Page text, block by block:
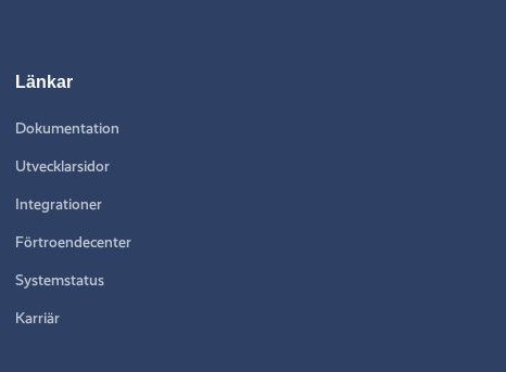
Länkar
Dokumentation
Utvecklarsidor
Integrationer
Förtroendecenter
Systemstatus
Karriär